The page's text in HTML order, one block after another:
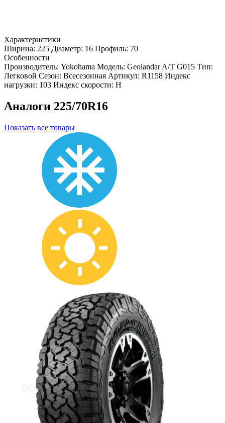
Характеристики
Ширина: 225 Диаметр: 16 Профиль: 70
Особенности
Производитель: Yokohama Модель: Geolandar A/T G015 Тип:
Легковой Сезон: Всесезонная Артикул: R1158 Индекс
нагрузки: 103 Индекс скорости: H
Аналоги 225/70R16
Показать все товары